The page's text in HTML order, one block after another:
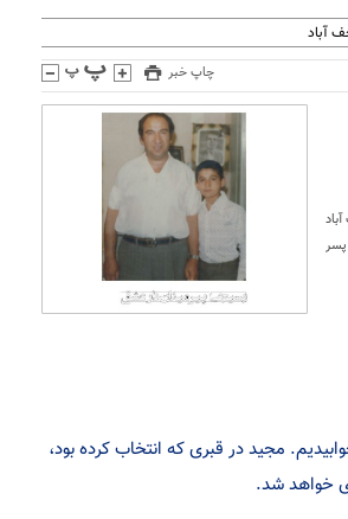
آباد
چاپ خبر
مجید در قبری که انتخاب کرده بود،
خواهد شد.